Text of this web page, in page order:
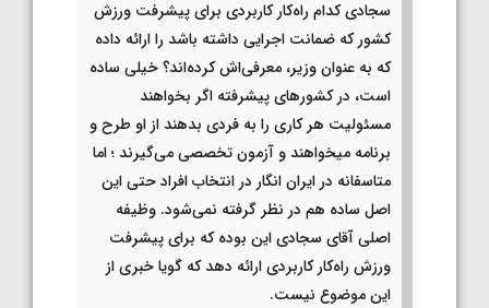
سجادی کدام راه‌کار کاربردی برای پیشرفت ورزش
کشور که ضمانت اجرایی داشته باشد را ارائه داده
که به عنوان وزیر، معرفی‌اش کرده‌اند؟ خیلی ساده
است، در کشورهای پیشرفته اگر بخواهند
مسئولیت هر کاری را به فردی بدهند از او طرح و
برنامه میخواهند و آزمون تخصصی می‌گیرند ؛ اما
متاسفانه در ایران انگار در انتخاب افراد حتی این
اصل ساده هم در نظر گرفته نمی‌شود. وظیفه
اصلی آقای سجادی این بوده که برای پیشرفت
ورزش راه‌کار کاربردی ارائه دهد که گویا خبری از
این موضوع نیست.